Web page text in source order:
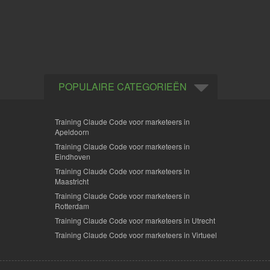
POPULAIRE CATEGORIEËN
Training Claude Code voor marketeers in
Apeldoorn
Training Claude Code voor marketeers in
Eindhoven
Training Claude Code voor marketeers in
Maastricht
Training Claude Code voor marketeers in
Rotterdam
Training Claude Code voor marketeers in Utrecht
Training Claude Code voor marketeers in Virtueel